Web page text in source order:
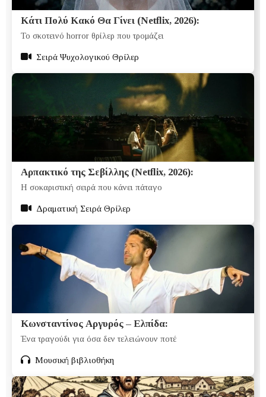
Κάτι Πολύ Κακό Θα Γίνει (Netflix, 2026):
Το σκοτεινό horror θρίλερ που τρομάζει
Σειρά Ψυχολογικού Θρίλερ
Αρπακτικό της Σεβίλλης (Netflix, 2026):
Η σοκαριστική σειρά που κάνει πάταγο
Δραματική Σειρά Θρίλερ
Κωνσταντίνος Αργυρός – Ελπίδα:
Ένα τραγούδι για όσα δεν τελειώνουν ποτέ
Μουσική βιβλιοθήκη